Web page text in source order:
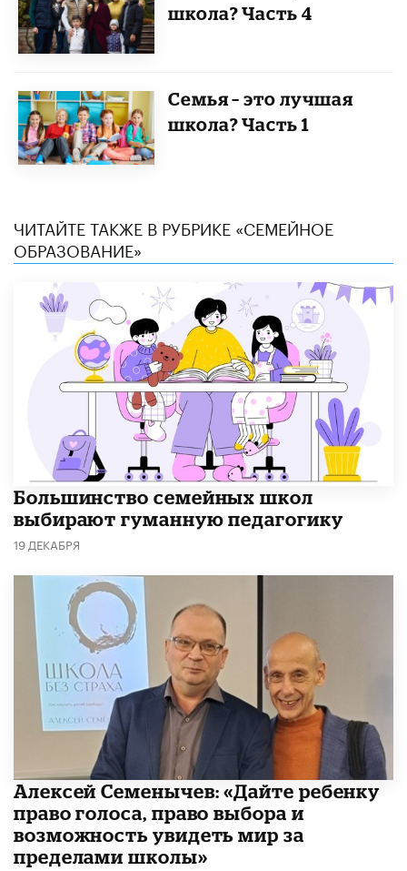
школа? Часть 4
Семья – это лучшая
школа? Часть 1
ЧИТАЙТЕ ТАКЖЕ В РУБРИКЕ «СЕМЕЙНОЕ
ОБРАЗОВАНИЕ»
Большинство семейных школ
выбирают гуманную педагогику
19 ДЕКАБРЯ
Алексей Семенычев: «Дайте ребенку
право голоса, право выбора и
возможность увидеть мир за
пределами школы»